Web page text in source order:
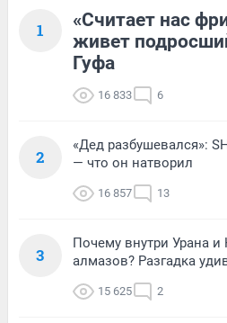
1
«Считает нас
живет
Гуфа
16 833 6
2
«Дед разбушевался»:
— что он натворил
16 857 13
3
Почему внутри Урана
алмазов? Разгадка
15 625 2